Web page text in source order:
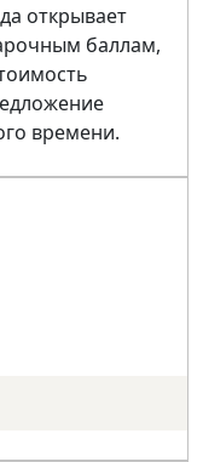
открывает
баллам,
времени.